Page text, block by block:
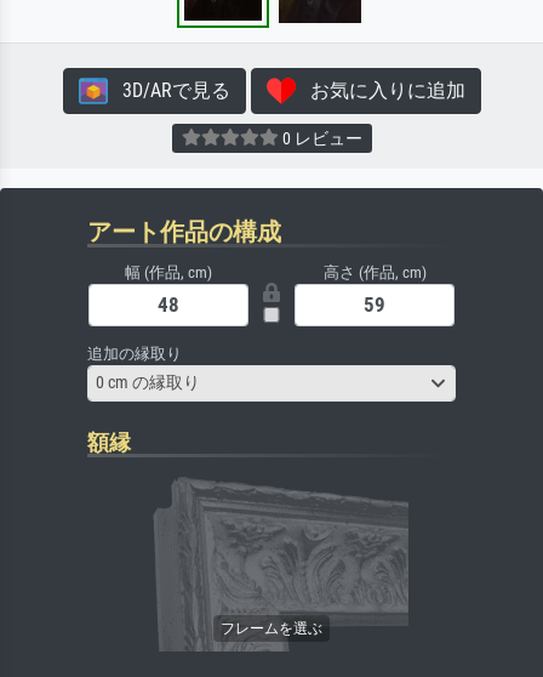
3D/ARで見る お気に入りに追加
0 レビュー
アート作品の構成
幅 (作品, cm) 高さ (作品, cm)
追加の縁取り
0 cm の縁取り
額縁